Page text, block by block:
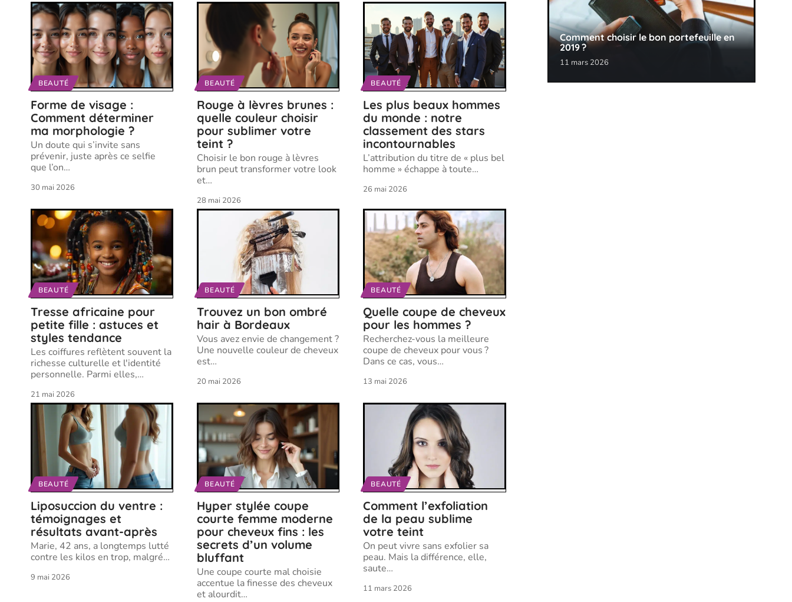
BEAUTÉ
Forme de visage :
Comment déterminer
ma morphologie ?
Un doute qui s’invite sans
prévenir, juste après ce selfie
que l’on…
30 mai 2026
BEAUTÉ
Rouge à lèvres brunes :
quelle couleur choisir
pour sublimer votre
teint ?
Choisir le bon rouge à lèvres
brun peut transformer votre look
et…
28 mai 2026
BEAUTÉ
Les plus beaux hommes
du monde : notre
classement des stars
incontournables
L’attribution du titre de « plus bel
homme » échappe à toute…
26 mai 2026
BEAUTÉ
Tresse africaine pour
petite fille : astuces et
styles tendance
Les coiffures reflètent souvent la
richesse culturelle et l'identité
personnelle. Parmi elles,…
21 mai 2026
BEAUTÉ
Trouvez un bon ombré
hair à Bordeaux
Vous avez envie de changement ?
Une nouvelle couleur de cheveux
est…
20 mai 2026
BEAUTÉ
Quelle coupe de cheveux
pour les hommes ?
Recherchez-vous la meilleure
coupe de cheveux pour vous ?
Dans ce cas, vous…
13 mai 2026
BEAUTÉ
Liposuccion du ventre :
témoignages et
résultats avant-après
Marie, 42 ans, a longtemps lutté
contre les kilos en trop, malgré…
9 mai 2026
BEAUTÉ
Hyper stylée coupe
courte femme moderne
pour cheveux fins : les
secrets d’un volume
bluffant
Une coupe courte mal choisie
accentue la finesse des cheveux
et alourdit…
BEAUTÉ
Comment l’exfoliation
de la peau sublime
votre teint
On peut vivre sans exfolier sa
peau. Mais la différence, elle,
saute…
11 mars 2026
Comment choisir le bon portefeuille en
2019 ?
11 mars 2026